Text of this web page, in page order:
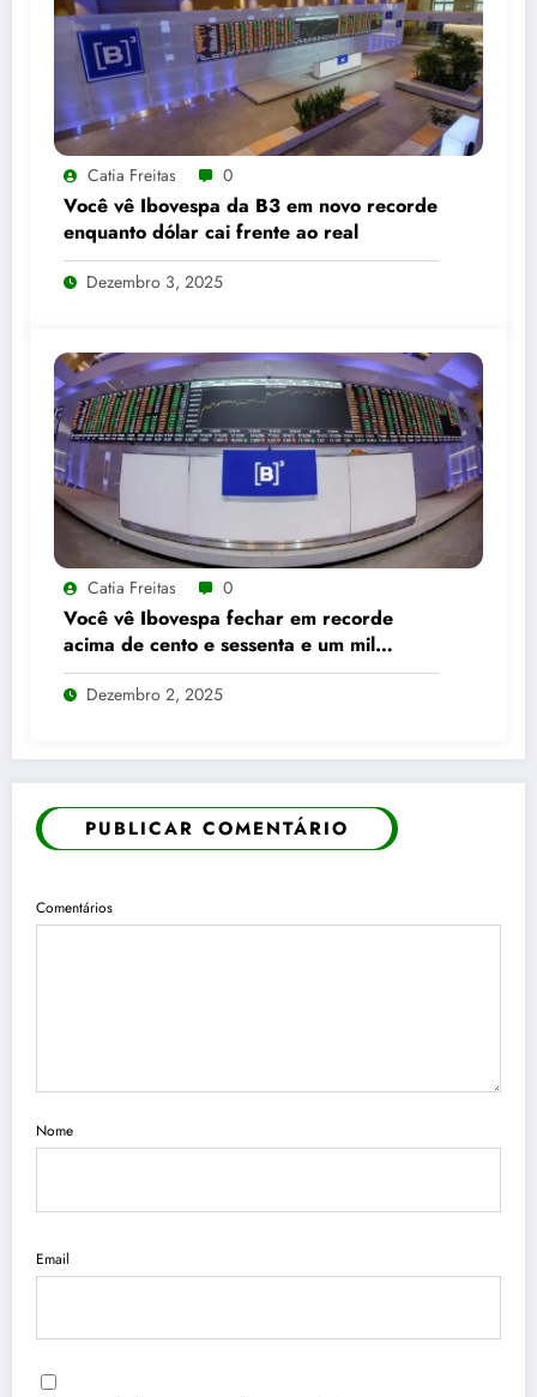
Catia Freitas 0
Você vê Ibovespa da B3 em novo recorde
enquanto dólar cai frente ao real
Dezembro 3, 2025
Catia Freitas 0
Você vê Ibovespa fechar em recorde
acima de cento e sessenta e um mil
pontos enquanto dólar recua para cinco
reais e trinta e três centavos
Dezembro 2, 2025
PUBLICAR COMENTÁRIO
Comentários
Nome
Email